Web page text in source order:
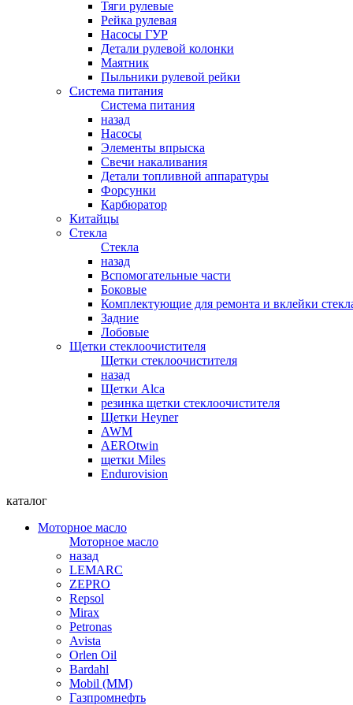
Тяги рулевые
Рейка рулевая
Насосы ГУР
Детали рулевой колонки
Маятник
Пыльники рулевой рейки
Система питания
Система питания
назад
Насосы
Элементы впрыска
Свечи накаливания
Детали топливной аппаратуры
Форсунки
Карбюратор
Китайцы
Стекла
Стекла
назад
Вспомогательные части
Боковые
Комплектующие для ремонта и вклейки
Задние
Лобовые
Щетки стеклоочистителя
Щетки стеклоочистителя
назад
Щетки Alca
резинка щетки стеклоочистителя
Щетки Heyner
AWM
AEROtwin
щетки Miles
Endurovision
каталог
Моторное масло
Моторное масло
назад
LEMARC
ZEPRO
Repsol
Mirax
Petronas
Avista
Orlen Oil
Bardahl
Mobil (ММ)
Газпромнефть